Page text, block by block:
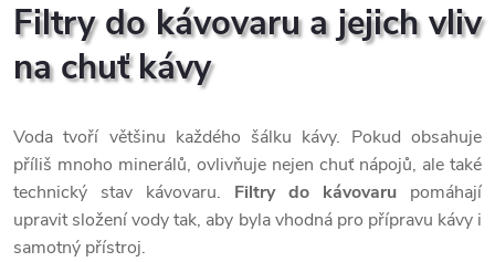
v
ý
i
s
u
Filtry do kávovaru a jejich vliv
na chuť kávy
Voda tvoří většinu každého šálku kávy. Pokud obsahuje
příliš mnoho minerálů, ovlivňuje nejen chuť nápojů, ale také
technický stav kávovaru. Filtry do kávovaru pomáhají
upravit složení vody tak, aby byla vhodná pro přípravu kávy i
samotný přístroj.